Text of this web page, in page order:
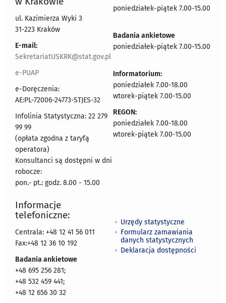
ul. Kazimierza Wyki 3
31-223 Kraków
E-mail:
SekretariatUSKRK@stat.gov.pl
e-PUAP
e-Doręczenia:
AE:PL-72006-24773-STJES-32
Infolinia Statystyczna: 22 279
99 99
(opłata zgodna z taryfą
operatora)
Konsultanci są dostępni w dni
robocze:
pon.- pt.: godz. 8.00 - 15.00
poniedziałek-piątek 7.00-15.00
Badania ankietowe
poniedziałek-piątek 7.00-15.00
Informatorium:
poniedziałek 7.00-18.00
wtorek-piątek 7.00-15.00
REGON:
poniedziałek 7.00-18.00
wtorek-piątek 7.00-15.00
Informacje
telefoniczne:
Centrala: +48 12 41 56 011
Fax:+48 12 36 10 192
Badania ankietowe
+48 695 256 281;
+48 532 459 441;
+48 12 656 30 32
Urzędy statystyczne
Formularz zamawiania
danych statystycznych
Deklaracja dostępności